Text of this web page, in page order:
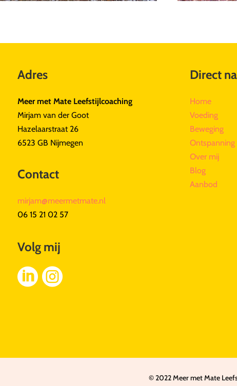
Adres
Meer met Mate Leefstijlcoaching
Mirjam van der Goot
Hazelaarstraat 26
6523 GB Nijmegen
Contact
mirjam@meermetmate.nl
06 15 21 02 57
Volg mij
 
Direct
Home
Voeding
Beweging
Ontspanning
Over mij
Blog
Aanbod
© 2022 Meer met Mate